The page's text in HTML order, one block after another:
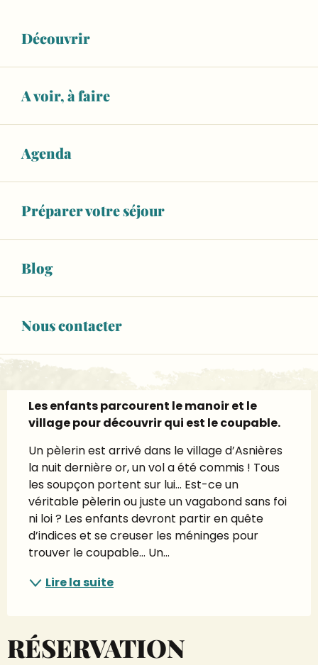
Découvrir
A voir, à faire
Agenda
Préparer votre séjour
Blog
Nous contacter
26
RÉSERVER
02 43 95 17
lemanoirdelacour.fr
Description
Les enfants parcourent le manoir et le
village pour découvrir qui est le coupable.
Un pèlerin est arrivé dans le village d’Asnières
la nuit dernière or, un vol a été commis ! Tous
les soupçon portent sur lui… Est-ce un
véritable pèlerin ou juste un vagabond sans foi
ni loi ? Les enfants devront partir en quête
d’indices et se creuser les méninges pour
trouver le coupable… Un...
Lire la suite
RÉSERVATION